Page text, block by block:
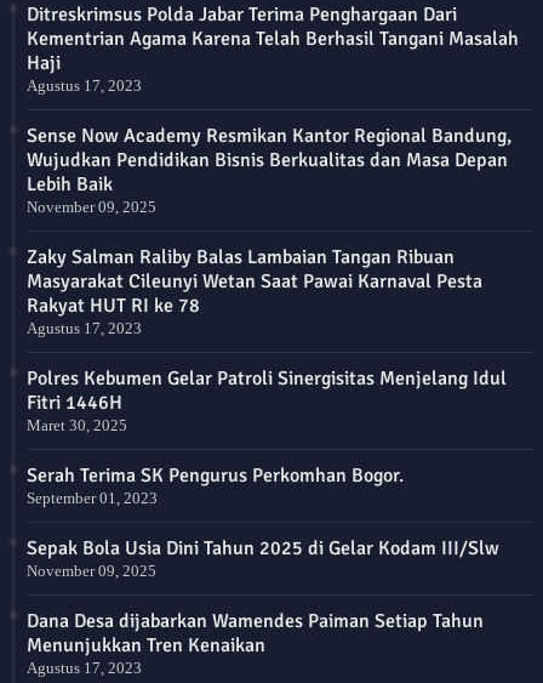
Ditreskrimsus Polda Jabar Terima Penghargaan Dari
Kementrian Agama Karena Telah Berhasil Tangani Masalah
Haji
Agustus 17, 2023
Sense Now Academy Resmikan Kantor Regional Bandung,
Wujudkan Pendidikan Bisnis Berkualitas dan Masa Depan
Lebih Baik
November 09, 2025
Zaky Salman Raliby Balas Lambaian Tangan Ribuan
Masyarakat Cileunyi Wetan Saat Pawai Karnaval Pesta
Rakyat HUT RI ke 78
Agustus 17, 2023
Polres Kebumen Gelar Patroli Sinergisitas Menjelang Idul
Fitri 1446H
Maret 30, 2025
Serah Terima SK Pengurus Perkomhan Bogor.
September 01, 2023
Sepak Bola Usia Dini Tahun 2025 di Gelar Kodam III/Slw
November 09, 2025
Dana Desa dijabarkan Wamendes Paiman Setiap Tahun
Menunjukkan Tren Kenaikan
Agustus 17, 2023